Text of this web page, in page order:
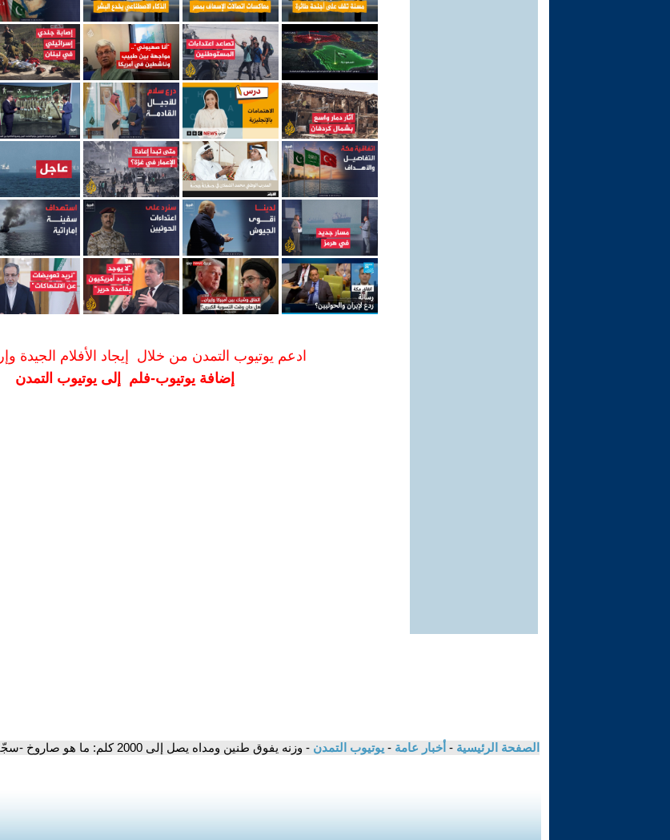
ادعم يوتيوب التمدن من خلال إيجاد الأفلام الجيدة
إضافة يوتيوب-فلم إلى يوتيوب التمدن
الصفحة الرئيسية - أخبار عامة - يوتيوب التمدن - وزنه يفوق طنين ومداه يصل إلى 2000 كلم: ما هو صاروخ -سجّيل- الذي استخدمته إيران لأول مرة ضد إسرائيل؟